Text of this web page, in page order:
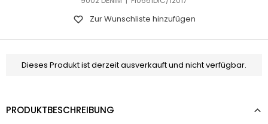
Zur Wunschliste hinzufügen
Dieses Produkt ist derzeit ausverkauft und nicht verfügbar.
PRODUKTBESCHREIBUNG